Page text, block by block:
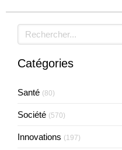
Rechercher
Catégories
Santé (80)
Société (570)
Innovations (197)